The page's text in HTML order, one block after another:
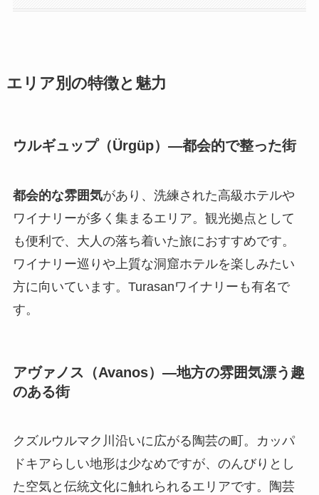
エリア別の特徴と魅力
ウルギュップ（Ürgüp）—都会的で整った街
都会的な雰囲気があり、洗練された高級ホテルや
ワイナリーが多く集まるエリア。観光拠点として
も便利で、大人の落ち着いた旅におすすめです。
ワイナリー巡りや上質な洞窟ホテルを楽しみたい
方に向いています。Turasanワイナリーも有名で
す。
アヴァノス（Avanos）—地方の雰囲気漂う趣
のある街
クズルウルマク川沿いに広がる陶芸の町。カッパ
ドキアらしい地形は少なめですが、のんびりとし
た空気と伝統文化に触れられるエリアです。陶芸